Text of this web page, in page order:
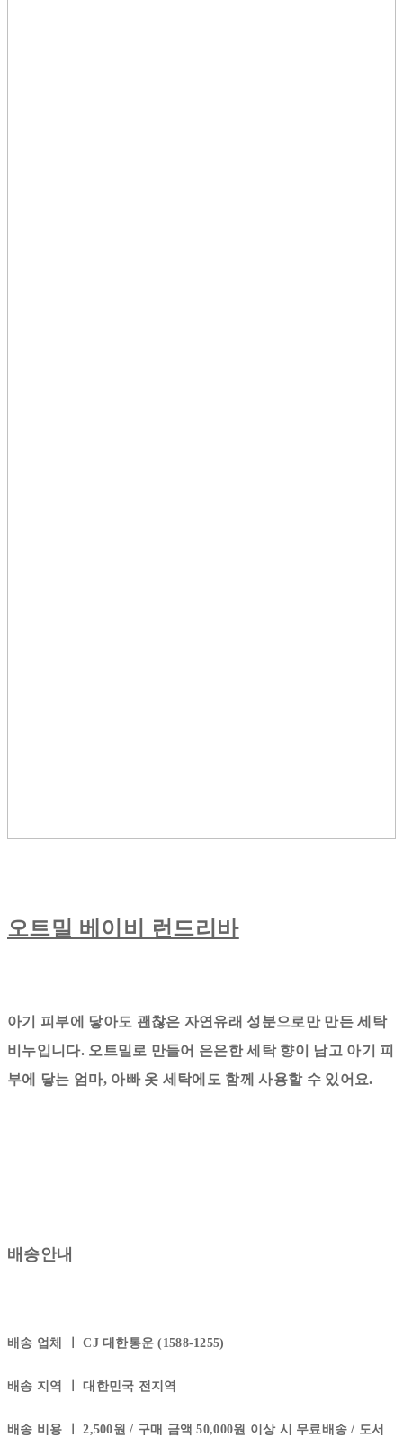
오트밀 베이비 런드리바
아기 피부에 닿아도 괜찮은 자연유래 성분으로만 만든 세탁
비누입니다. 오트밀로 만들어 은은한 세탁 향이 남고 아기 피
부에 닿는 엄마, 아빠 옷 세탁에도 함께 사용할 수 있어요.
배송안내
배송 업체 ㅣCJ 대한통운 (1588-1255)
배송 지역 ㅣ대한민국 전지역
배송 비용 ㅣ2,500원 / 구매 금액 50,000원 이상 시 무료배송 / 도서